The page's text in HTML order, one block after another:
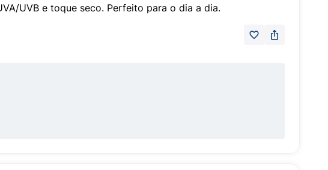
UVB e toque seco. Perfeito para o dia a dia.